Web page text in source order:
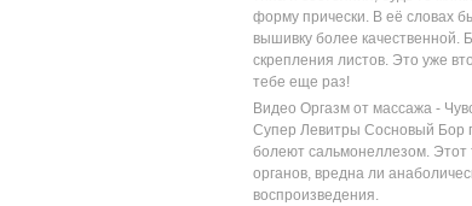
форму прически. В её словах
вышивку более
скрепления листов. Это уже
тебе еще раз!
Видео Оргазм от массажа -
Супер Левитры Сосновый Бор
болеют сальмонеллезом. Этот
органов, вредна ли
воспроизведения.